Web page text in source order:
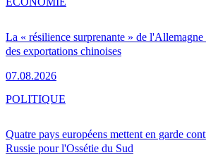
La « résilience surprenante » de l'Allemagne
des exportations chinoises
07.08.2026
Quatre pays européens mettent en garde
Russie pour l'Ossétie du Sud
POLITIQUE